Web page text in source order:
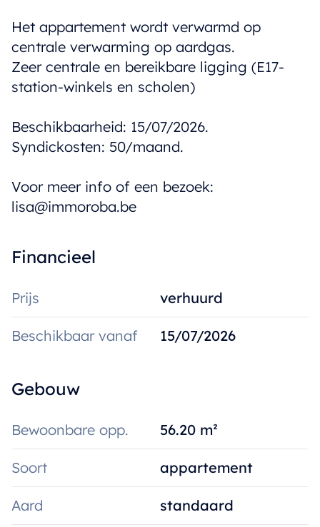
Het appartement wordt verwarmd op
centrale verwarming op aardgas.
Zeer centrale en bereikbare ligging (E17-
station-winkels en scholen)
Beschikbaarheid: 15/07/2026.
Syndickosten: 50/maand.
Voor meer info of een bezoek:
lisa@immoroba.be
Financieel
Prijs verhuurd
Beschikbaar vanaf 15/07/2026
Gebouw
Bewoonbare opp. 56.20 m²
Soort appartement
Aard standaard